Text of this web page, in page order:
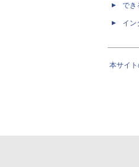
でき
イン
本サイ